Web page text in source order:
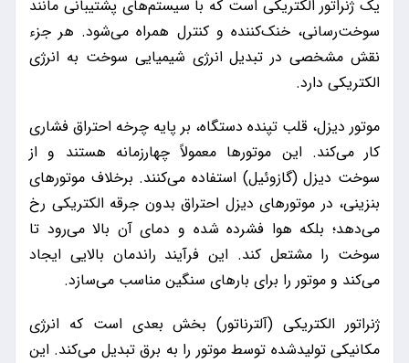
یک ژنراتور الکتریکی است که با سیستم‌های پشتیبانی مانند
سوخت‌رسانی، خنک‌کننده و کنترل همراه می‌شود. هر جزء
نقش مشخصی در تبدیل انرژی شیمیایی سوخت به انرژی
الکتریکی دارد.
موتور دیزل، قلب تپنده دستگاه، بر پایه چرخه احتراق فشاری
کار می‌کند. این موتورها معمولاً چهارزمانه هستند و از
سوخت دیزل (گازوئیل) استفاده می‌کنند. برخلاف موتورهای
بنزینی، در موتورهای دیزل احتراق بدون جرقه الکتریکی رخ
می‌دهد؛ بلکه هوا فشرده شده و دمای آن بالا می‌رود تا
سوخت را مشتعل کند. این فرآیند راندمان بالایی ایجاد
می‌کند و موتور را برای بارهای سنگین مناسب می‌سازد.
ژنراتور الکتریکی (آلترناتور) بخش بعدی است که انرژی
مکانیکی تولیدشده توسط موتور را به برق تبدیل می‌کند. این